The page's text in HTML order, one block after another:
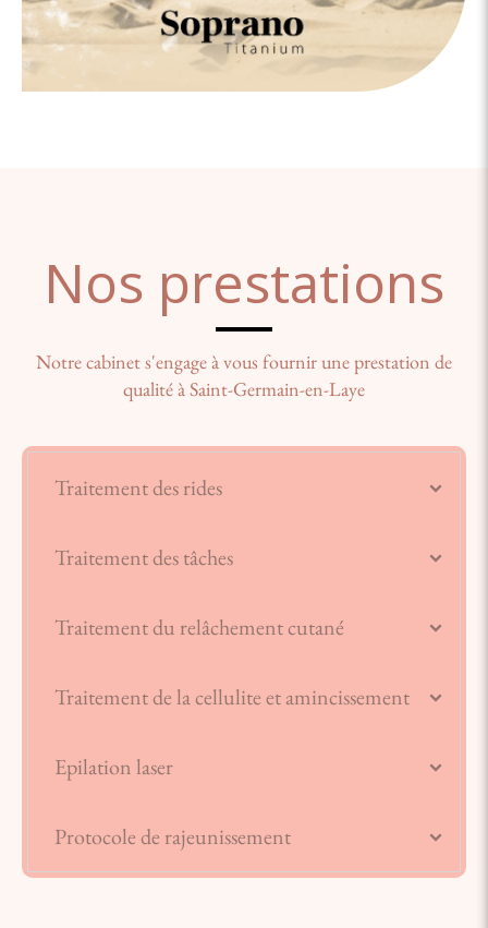
Nos prestations
Notre cabinet s'engage à vous fournir une prestation de
qualité à Saint-Germain-en-Laye
Traitement des rides
Traitement des tâches
Traitement du relâchement cutané
Traitement de la cellulite et amincissement
Epilation laser
Protocole de rajeunissement